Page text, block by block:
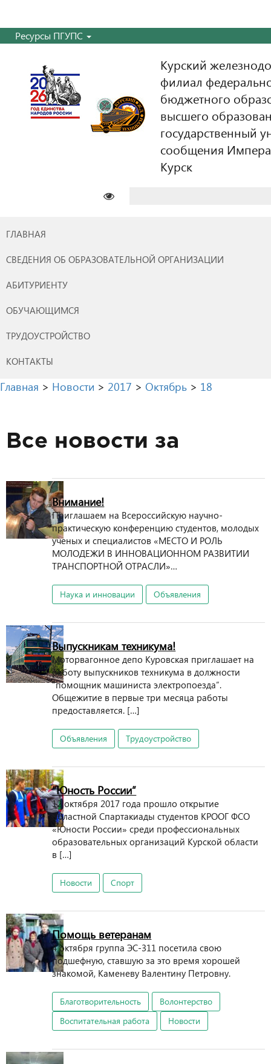
Ресурсы ПГУПС
Курский
филиал
бюджетного
высшего
государственный
сообщения
Курск
ГЛАВНАЯ
СВЕДЕНИЯ ОБ ОБРАЗОВАТЕЛЬНОЙ ОРГАНИЗАЦИИ
АБИТУРИЕНТУ
ОБУЧАЮЩИМСЯ
ТРУДОУСТРОЙСТВО
КОНТАКТЫ
Главная > Новости > 2017 > Октябрь > 18
Все новости за
Внимание!
Приглашаем на Всероссийскую научно-
практическую конференцию студентов, молодых
ученых и специалистов «МЕСТО И РОЛЬ
МОЛОДЕЖИ В ИННОВАЦИОННОМ РАЗВИТИИ
ТРАНСПОРТНОЙ ОТРАСЛИ»…
Наука и инновации Объявления
Выпускникам техникума!
Моторвагонное депо Куровская приглашает на
работу выпускников техникума в должности
“помощник машиниста электропоезда”.
Общежитие в первые три месяца работы
предоставляется. […]
Объявления Трудоустройство
“Юность России”
12 октября 2017 года прошло открытие
областной Спартакиады студентов КРООГ ФСО
«Юности России» среди профессиональных
образовательных организаций Курской области
в […]
Новости Спорт
Помощь ветеранам
4 октября группа ЭС-311 посетила свою
подшефную, ставшую за это время хорошей
знакомой, Каменеву Валентину Петровну.
Благотворительность
Волонтерство
Воспитательная работа
Новости